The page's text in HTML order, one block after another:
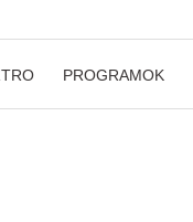
PROGRAMOK